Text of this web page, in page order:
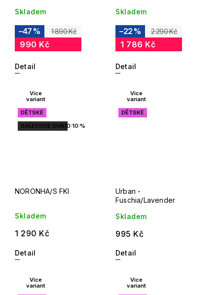
Skladem
1 890 Kč
–47 %
990 Kč
Detail
Skladem
2 290 Kč
–22 %
1 786 Kč
Detail
Více
variant
DĚTSKÉ
SALECODE:SUN10:10:%
NORONHA/S FKI
Skladem
1 290 Kč
Detail
Více
variant
DĚTSKÉ
Urban -
Fuschia/Lavender
Skladem
995 Kč
Detail
Více
variant
Více
variant